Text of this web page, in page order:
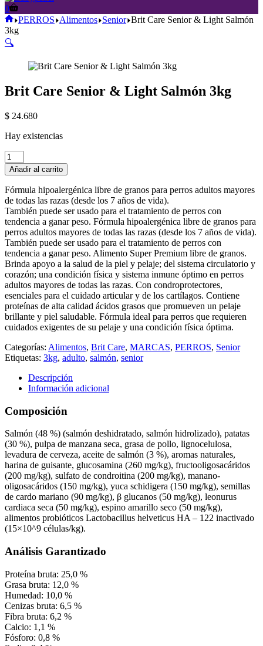
Carro
de
compra
0
Inicio
PERROS Alimentos Senior Brit Care Senior & Light Salmón
3kg
🔍
Brit Care Senior & Light Salmón 3kg
$ 24.680
Hay existencias
Brit
Care
Senior
&
Light
Salmón
3kg
cantidad
Añadir al carrito
Fórmula hipoalergénica libre de granos para perros adultos mayores
de todas las razas (desde los 7 años de vida).
También puede ser usado para el tratamiento de perros con
tendencia a ganar peso. Fórmula hipoalergénica libre de granos para
perros adultos mayores de todas las razas (desde los 7 años de vida).
También puede ser usado para el tratamiento de perros con
tendencia a ganar peso. Alimento Super Premium libre de granos.
Brinda apoyo a la salud de la piel y pelaje; del sistema circulatorio y
corazón; una condición física y sistema inmune óptimo en perros
adultos mayores de todas las razas. Con condroprotectores,
esenciales para el cuidado articular y de los cartílagos. Contiene
proteínas de alta calidad ácidos grasos que promueven un pelaje
brillante y piel saludable. Fórmula ideal para perros que requieren
cuidados exigentes de su pelaje y una condición física óptima.
Categorías: Alimentos, Brit Care, MARCAS, PERROS, Senior
Etiquetas: 3kg, adulto, salmón, senior
Descripción
Información adicional
Composición
Salmón (48 %) (salmón deshidratado, salmón hidrolizado), patatas
(30 %), pulpa de manzana seca, grasa de pollo, lignocelulosa,
levadura de cerveza, aceite de salmón (3 %), aromas naturales,
harina de guisante, glucosamina (260 mg/kg), fructooligosacáridos
(200 mg/kg), sulfato de condroitina (200 mg/kg), manano-
oligosacáridos (150 mg/kg), yuca schidigera (150 mg/kg), semillas
de cardo mariano (90 mg/kg), β glucanos (50 mg/kg), leonurus
cardiaca seca (50 mg/kg), espino amarillo seco (50 mg/kg),
alimentos probióticos Lactobacillus helveticus HA – 122 inactivado
(15×10^9 células/kg).
Análisis Garantizado
Proteína bruta: 25,0 %
Grasa bruta: 12,0 %
Humedad: 10,0 %
Cenizas bruta: 6,5 %
Fibra bruta: 6,2 %
Calcio: 1,1 %
Fósforo: 0,8 %